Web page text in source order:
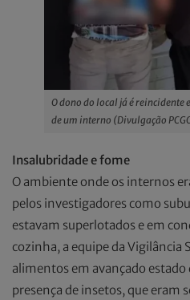
O dono do local já é reincidente
de um interno (Divulgação
Insalubridade e fome
O ambiente onde os internos
pelos investigadores como
estavam superlotados e em
cozinha, a equipe da Vigilância
alimentos em avançado estado
presença de insetos, que eram